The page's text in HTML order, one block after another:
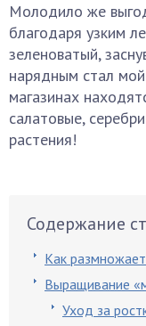
Молодило же
благодаря узким
зеленоватый,
нарядным стал
магазинах
салатовые,
растения!
Содержание
Как
Выращивание
Уход за